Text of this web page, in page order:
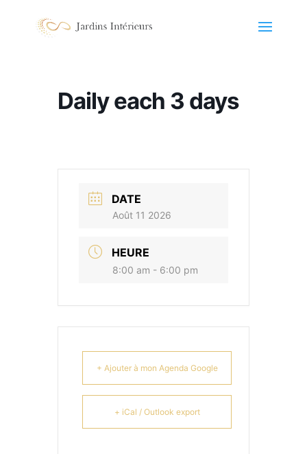
Daily each 3 days
DATE
Août 11 2026
HEURE
8:00 am - 6:00 pm
+ Ajouter à mon Agenda Google
+ iCal / Outlook export